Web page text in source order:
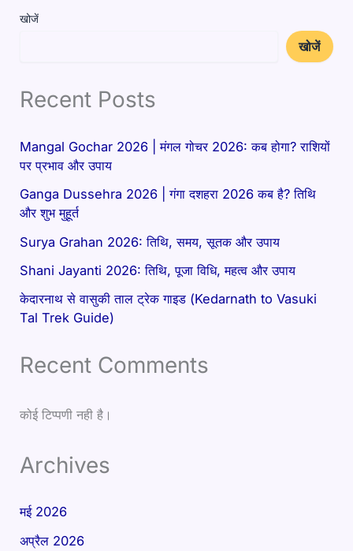
खोजें
खोजें
Recent Posts
Mangal Gochar 2026 | मंगल गोचर 2026: कब होगा? राशियों
पर प्रभाव और उपाय
Ganga Dussehra 2026 | गंगा दशहरा 2026 कब है? तिथि
और शुभ मुहूर्त
Surya Grahan 2026: तिथि, समय, सूतक और उपाय
Shani Jayanti 2026: तिथि, पूजा विधि, महत्व और उपाय
केदारनाथ से वासुकी ताल ट्रेक गाइड (Kedarnath to Vasuki
Tal Trek Guide)
Recent Comments
कोई टिप्पणी नही है।
Archives
मई 2026
अप्रैल 2026